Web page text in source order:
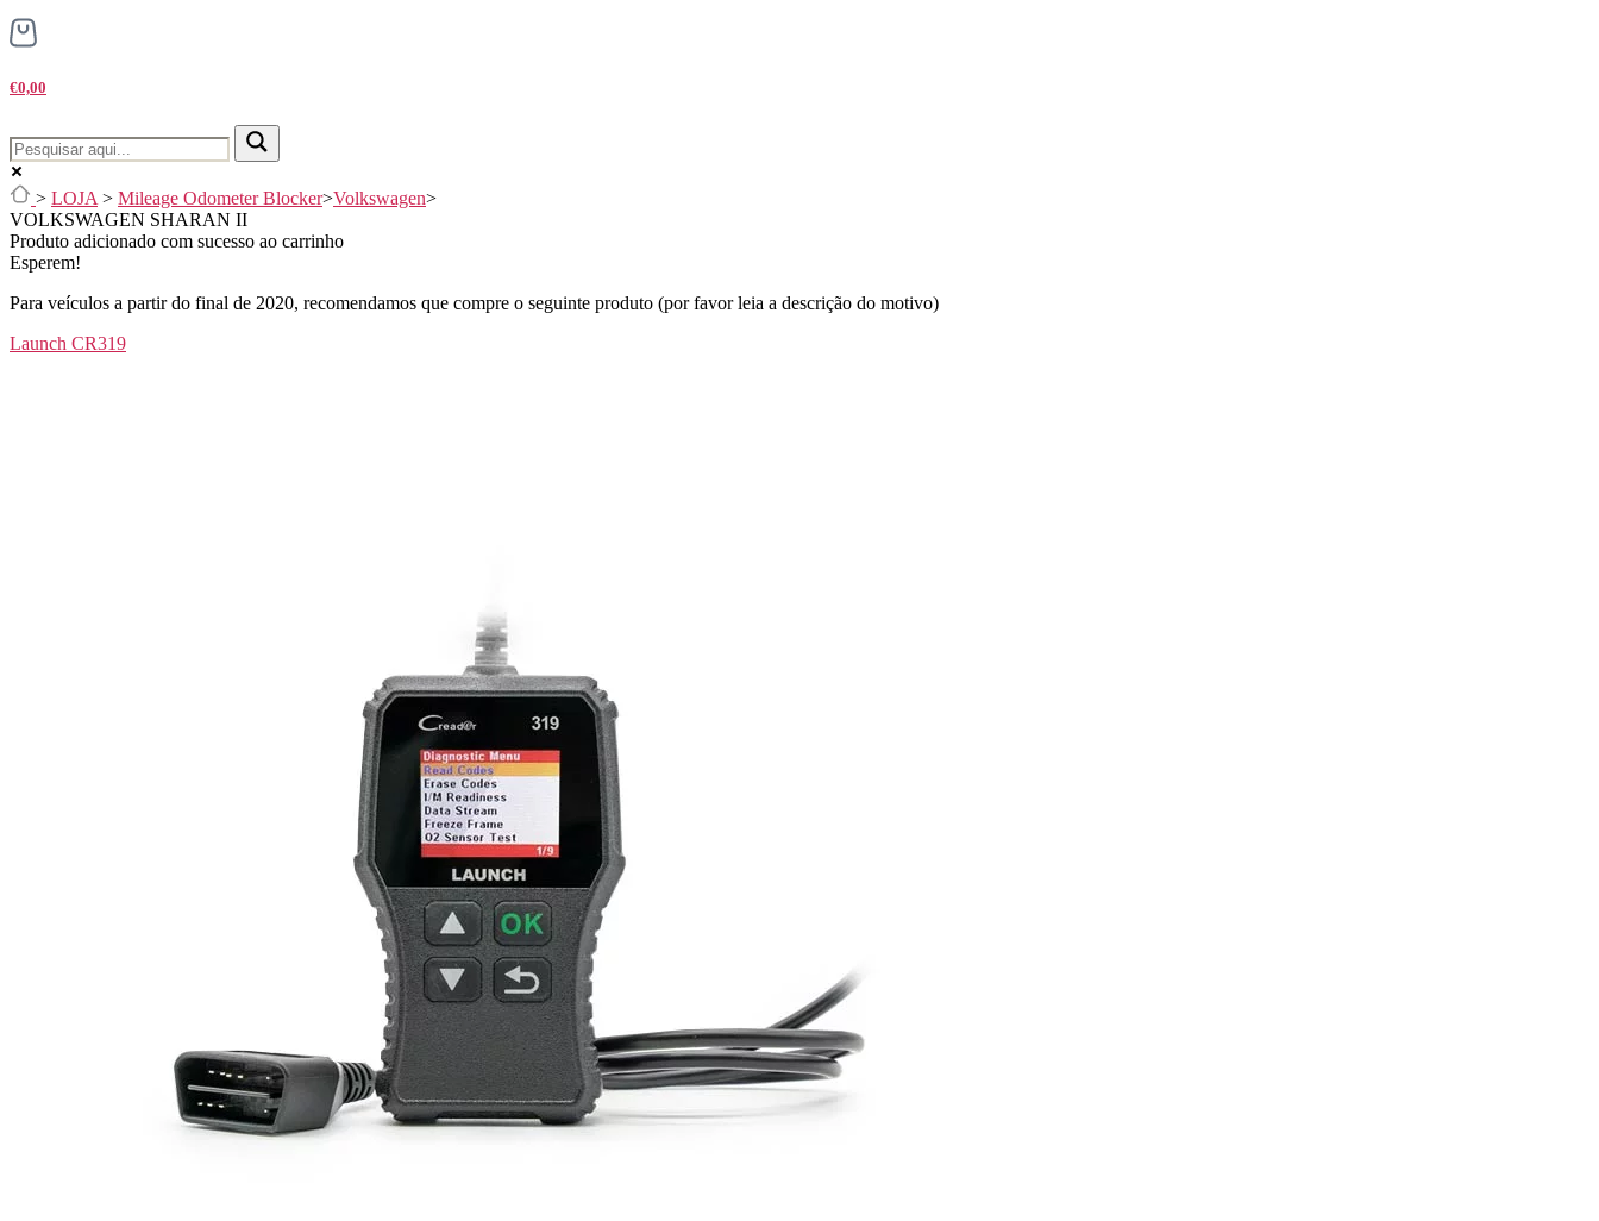
€0,00
> LOJA > Mileage Odometer Blocker>Volkswagen>
VOLKSWAGEN SHARAN II
Produto adicionado com sucesso ao carrinho
Esperem!
Para veículos a partir do final de 2020, recomendamos que compre o seguinte produto (por favor leia a descrição do motivo)
Launch CR319